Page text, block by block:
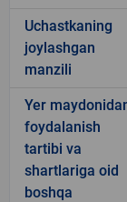
Uchastkaning
joylashgan
manzili
Yer
foydalanish
tartibi va
shartlariga oid
boshqa